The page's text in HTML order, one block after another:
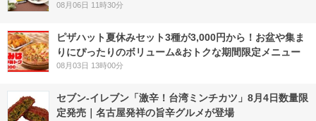
08月06日 11時30分
ピザハット夏休みセット3種が3,000円から！お盆や集ま
りにぴったりのボリューム&おトクな期間限定メニュー
08月03日 13時00分
セブン-イレブン「激辛！台湾ミンチカツ」8月4日数量限
定発売｜名古屋発祥の旨辛グルメが登場